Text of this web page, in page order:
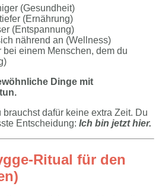
(Gesundheit)
(Ernährung)
(Entspannung)
nährend an (Wellness)
bei einem Menschen, dem du
Dinge mit
dafür keine extra Zeit. Du
Entscheidung: Ich bin jetzt hier.
Ritual für den